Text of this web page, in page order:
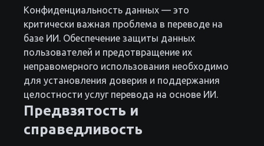
Конфиденциальность данных — это
критически важная проблема в переводе на
базе ИИ. Обеспечение защиты данных
пользователей и предотвращение их
неправомерного использования необходимо
для установления доверия и поддержания
целостности услуг перевода на основе ИИ.
Предвзятость и
справедливость